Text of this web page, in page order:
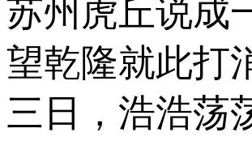
苏州虎丘说成
望乾隆就此打
三日，浩浩荡